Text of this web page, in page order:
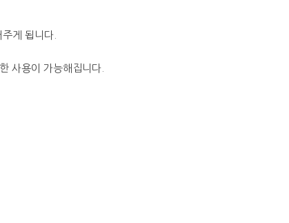
게 됩니다.
사용이 가능해집니다.